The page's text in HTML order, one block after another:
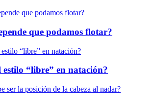
que podamos flotar?
estilo “libre” en natación?